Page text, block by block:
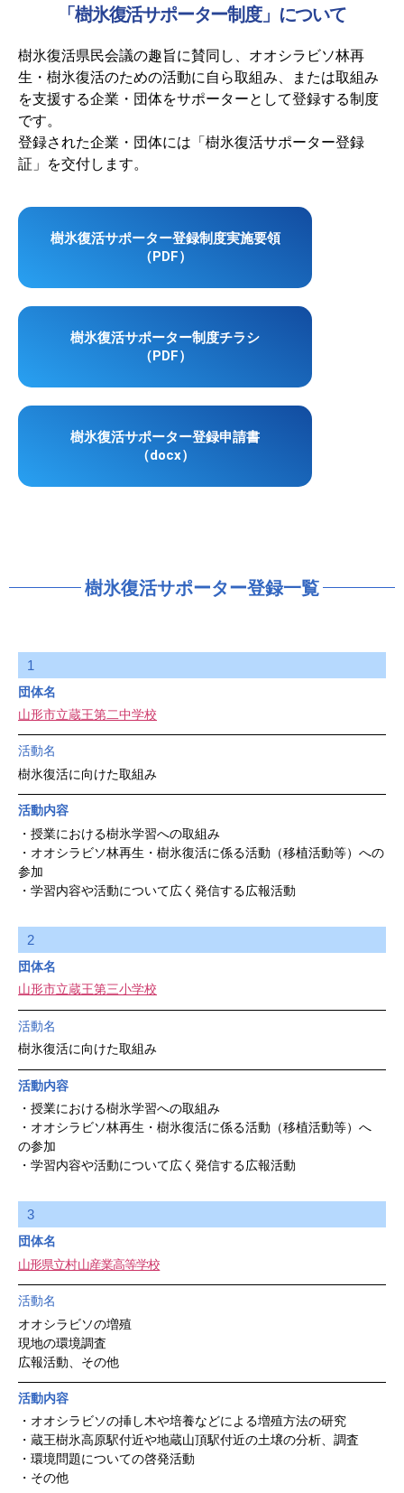
「樹氷復活サポーター制度」について
樹氷復活県民会議の趣旨に賛同し、オオシラビソ林再
生・樹氷復活のための活動に自ら取組み、または取組み
を支援する企業・団体をサポーターとして登録する制度
です。
登録された企業・団体には「樹氷復活サポーター登録
証」を交付します。
樹氷復活サポーター登録制度実施要領
（PDF）
樹氷復活サポーター制度チラシ
（PDF）
樹氷復活サポーター登録申請書
（docx）
樹氷復活サポーター登録一覧
1
団体名
山形市立蔵王第二中学校
活動名
樹氷復活に向けた取組み
活動内容
・授業における樹氷学習への取組み
・オオシラビソ林再生・樹氷復活に係る活動（移植活動等）への
参加
・学習内容や活動について広く発信する広報活動
2
団体名
山形市立蔵王第三小学校
活動名
樹氷復活に向けた取組み
活動内容
・授業における樹氷学習への取組み
・オオシラビソ林再生・樹氷復活に係る活動（移植活動等）へ
の参加
・学習内容や活動について広く発信する広報活動
3
団体名
山形県立村山産業高等学校
活動名
オオシラビソの増殖
現地の環境調査
広報活動、その他
活動内容
・オオシラビソの挿し木や培養などによる増殖方法の研究
・蔵王樹氷高原駅付近や地蔵山頂駅付近の土壌の分析、調査
・環境問題についての啓発活動
・その他